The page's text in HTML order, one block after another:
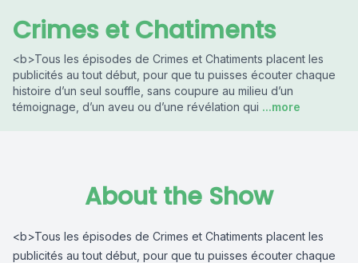
Crimes et Chatiments
<b>Tous les épisodes de Crimes et Chatiments placent les
publicités au tout début, pour que tu puisses écouter chaque
histoire d’un seul souffle, sans coupure au milieu d’un
témoignage, d’un aveu ou d’une révélation qui ...more
About the Show
<b>Tous les épisodes de Crimes et Chatiments placent les
publicités au tout début, pour que tu puisses écouter chaque